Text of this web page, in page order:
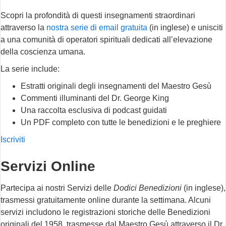
Scopri la profondità di questi insegnamenti straordinari
attraverso la nostra serie di email gratuita (in inglese) e unisciti
a una comunità di operatori spirituali dedicati all’elevazione
della coscienza umana.
La serie include:
Estratti originali degli insegnamenti del Maestro Gesù
Commenti illuminanti del Dr. George King
Una raccolta esclusiva di podcast guidati
Un PDF completo con tutte le benedizioni e le preghiere
Iscriviti
Servizi Online
Partecipa ai nostri Servizi delle Dodici Benedizioni (in inglese),
trasmessi gratuitamente online durante la settimana. Alcuni
servizi includono le registrazioni storiche delle Benedizioni
originali del 1958, trasmesse dal Maestro Gesù attraverso il Dr.